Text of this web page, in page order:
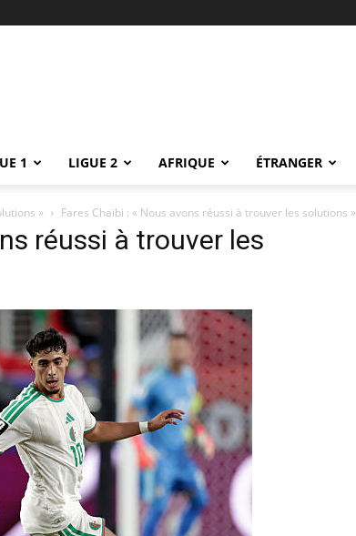
1 LIGUE 2 AFRIQUE ÉTRANGER
» Fares Chaïbi : « Nous avons réussi à trouver les solutions »
réussi à trouver les